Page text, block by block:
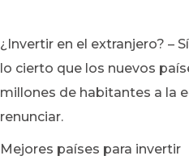
¿Invertir en el extranjero? –
lo cierto que los nuevos
millones de habitantes a la
renunciar.
Mejores países para invertir